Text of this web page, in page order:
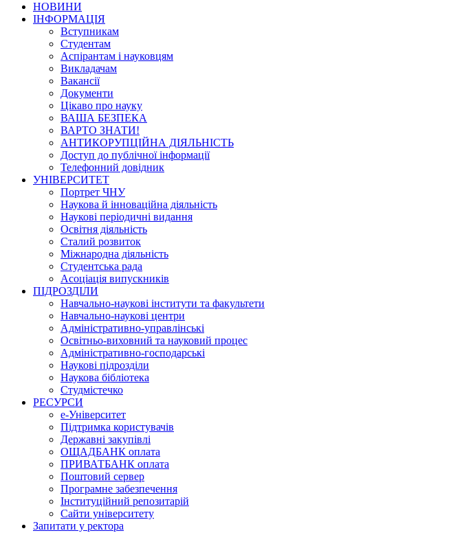
НОВИНИ
ІНФОРМАЦІЯ
Вступникам
Студентам
Аспірантам і науковцям
Викладачам
Вакансії
Документи
Цікаво про науку
ВАША БЕЗПЕКА
ВАРТО ЗНАТИ!
АНТИКОРУПЦІЙНА ДІЯЛЬНІСТЬ
Доступ до публічної інформації
Телефонний довідник
УНІВЕРСИТЕТ
Портрет ЧНУ
Наукова й інноваційна діяльність
Наукові періодичні видання
Освітня діяльність
Сталий розвиток
Міжнародна діяльність
Студентська рада
Асоціація випускників
ПІДРОЗДІЛИ
Навчально-наукові інститути та факультети
Навчально-наукові центри
Адміністративно-управлінські
Освітньо-виховний та науковий процес
Адміністративно-господарські
Наукові підрозділи
Наукова бібліотека
Студмістечко
РЕСУРСИ
е-Університет
Підтримка користувачів
Державні закупівлі
ОЩАДБАНК оплата
ПРИВАТБАНК оплата
Поштовий сервер
Програмне забезпечення
Інституційний репозитарій
Сайти університету
Запитати у ректора